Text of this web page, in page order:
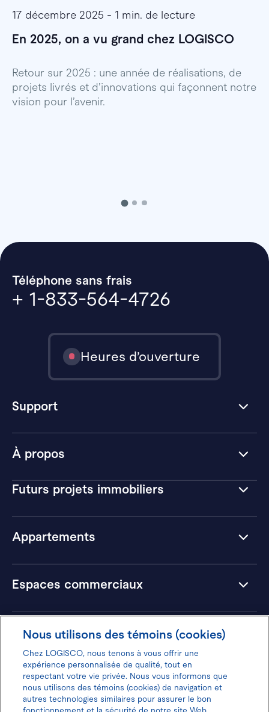
17 décembre 2025 - 1 min. de lecture
En 2025, on a vu grand chez LOGISCO
Retour sur 2025 : une année de réalisations, de
projets livrés et d’innovations qui façonnent notre
vision pour l’avenir.
À propos
Futurs projets immobiliers
Appartements
Espaces commerciaux
Hôtels
Téléphone sans frais
+ 1-833-564-4726
Heures d’ouverture
Support
Donnez votre avis pour gagner 100$
Nous utilisons des témoins (cookies)
Chez LOGISCO, nous tenons à vous offrir une
expérience personnalisée de qualité, tout en
respectant votre vie privée. Nous vous informons que
nous utilisons des témoins (cookies) de navigation et
autres technologies similaires pour assurer le bon